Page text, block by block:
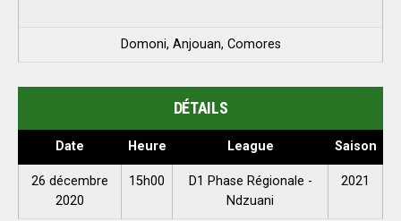
Domoni, Anjouan, Comores
DÉTAILS
Date Heure League Saison
26 décembre
2020
15h00
D1 Phase Régionale -
Ndzuani
2021